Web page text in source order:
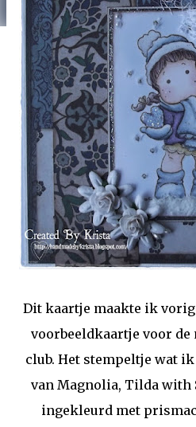
Dit kaartje maakte ik
voorbeeldkaartje voor
club. Het stempeltje wat
van Magnolia, Tilda with
ingekleurd met